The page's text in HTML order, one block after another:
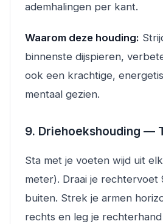
ademhalingen per kant.
Waarom deze houding:
binnenste dijspieren,
ook een krachtige,
mentaal gezien.
9. Driehoekshouding —
Sta met je voeten wijd uit
meter). Draai je rechtervoet
buiten. Strek je armen
rechts en leg je